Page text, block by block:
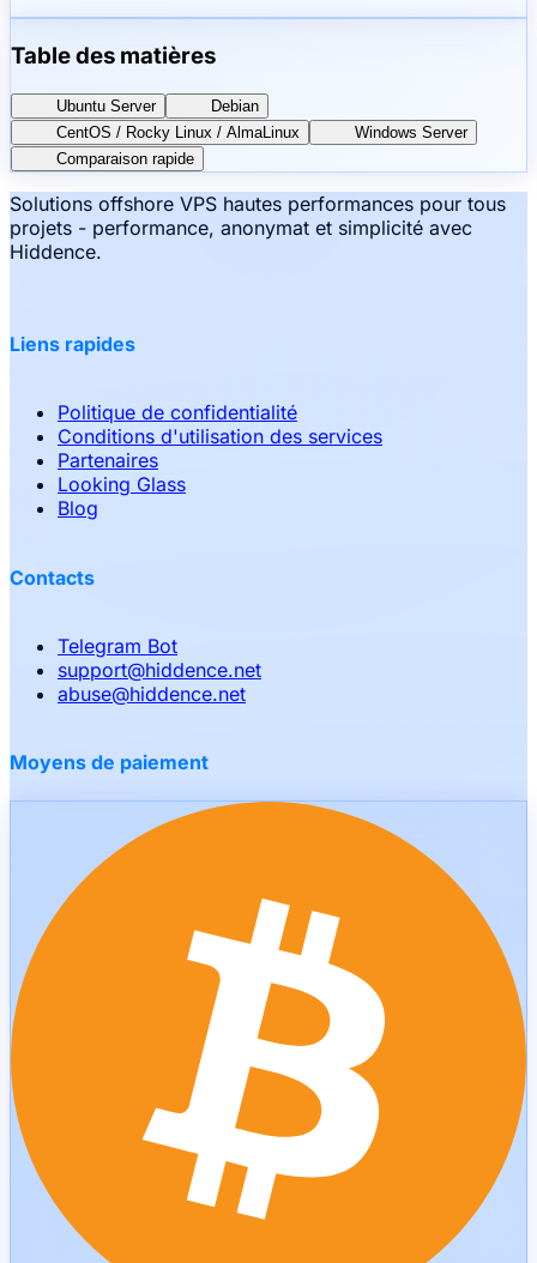
Table des matières
Ubuntu Server
Debian
CentOS / Rocky Linux / AlmaLinux
Windows Server
Comparaison rapide
Solutions offshore VPS hautes performances pour tous
projets - performance, anonymat et simplicité avec
Hiddence.
Liens rapides
Politique de confidentialité
Conditions d'utilisation des services
Partenaires
Looking Glass
Blog
Contacts
Telegram Bot
support@hiddence.net
abuse@hiddence.net
Moyens de paiement